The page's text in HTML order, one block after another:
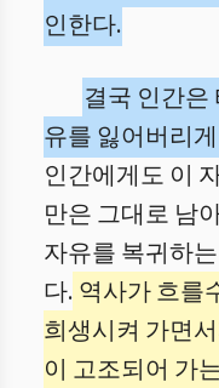
인한다.
결국 인간
유를 잃어버리
인간에게도 이
만은 그대로 남
자유를 복귀하
다. 역사가 흐를
희생시켜 가면
이 고조되어 가